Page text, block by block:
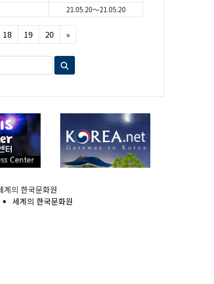
21.05.20～21.05.20
18 19 20 »
계의 한국문화원
세계의 한국문화원